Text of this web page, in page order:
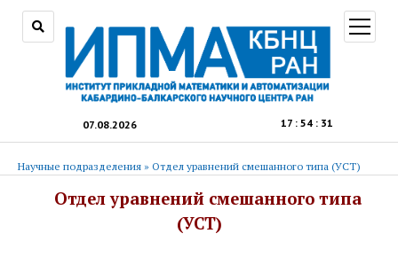
07.08.2026 17 : 54 : 31
меню
Научные подразделения » Отдел уравнений смешанного типа (УСТ)
Отдел уравнений смешанного типа
(УСТ)